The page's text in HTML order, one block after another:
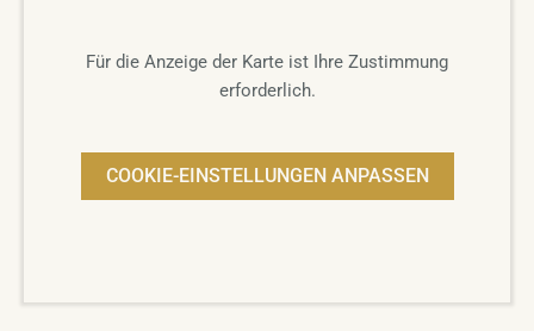
Für die Anzeige der Karte ist Ihre Zustimmung
erforderlich.
COOKIE-EINSTELLUNGEN ANPASSEN